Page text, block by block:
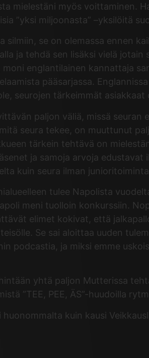
mielestäni myös voittaminen.
”yksi miljoonasta” –yksilöitä
silmiin, se on olemassa ennen
ja tehdä sen lisäksi vielä
englantilainen kannattaja
pääsarjassa.
seurojen tärkeimmät
paljon väliä, missä
seura tekee, on muuttunut
tärkein tehtävä on
ja samoja arvoja
kuin seura ilman
tulee Napolista
meni tuolloin konkurssiin.
elimet kokivat, että
Se sai aloittaa uuden
podcastia, ja miksi emme
yhtä paljon Mutterissa
”TEE, PEE, ÄS”-huudoilla
kuin kausi